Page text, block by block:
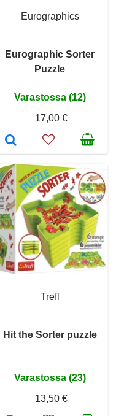
Eurographics
Eurographic Sorter
Puzzle
Varastossa (12)
17,00 €
Trefl
Hit the Sorter puzzle
Varastossa (23)
13,50 €